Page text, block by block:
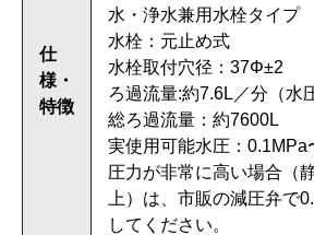
仕
様・
特徴
水・浄水兼用水栓タイプ
水栓：元止め式
水栓取付穴径：37Φ±2
ろ過流量:約7.6L／分（水
総ろ過流量：約7600L
実使用可能水圧：
圧力が非常に高い場合（
上）は、市販の減圧弁で
してください。